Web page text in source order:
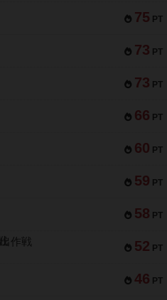
75 PT
73 PT
73 PT
66 PT
60 PT
59 PT
58 PT
52 PT
作戦
46 PT